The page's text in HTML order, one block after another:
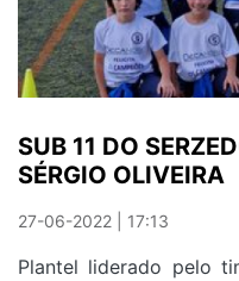
SUB 11 DO
SÉRGIO OLIVEIRA
27-06-2022 | 17:13
Plantel liderado pelo